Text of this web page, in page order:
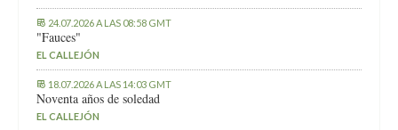
24.07.2026 A LAS 08:58 GMT
"Fauces"
EL CALLEJÓN
18.07.2026 A LAS 14:03 GMT
Noventa años de soledad
EL CALLEJÓN